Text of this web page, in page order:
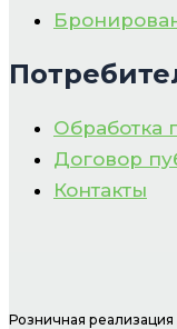
Обработка
Договор
Контакты
Розничная